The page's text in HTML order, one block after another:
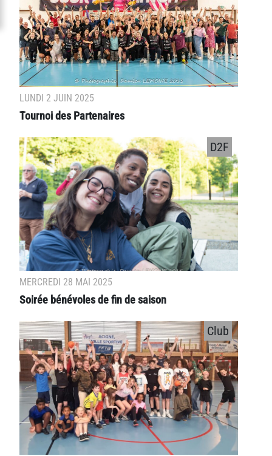
LUNDI 2 JUIN 2025
Tournoi des Partenaires
MERCREDI 28 MAI 2025
Soirée bénévoles de fin de saison
D2F
Club